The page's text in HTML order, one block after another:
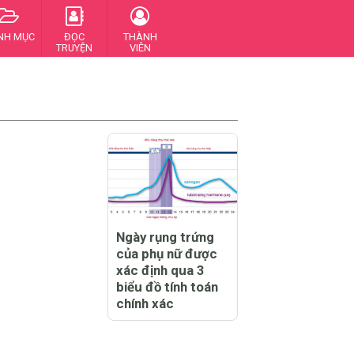
MỤC
ĐỌC
TRUYỆN
THÀNH
VIÊN
Ngày rụng trứng
của phụ nữ được
xác định qua 3
biểu đồ tính toán
chính xác